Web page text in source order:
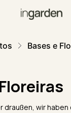
Bases e
draußen, wir